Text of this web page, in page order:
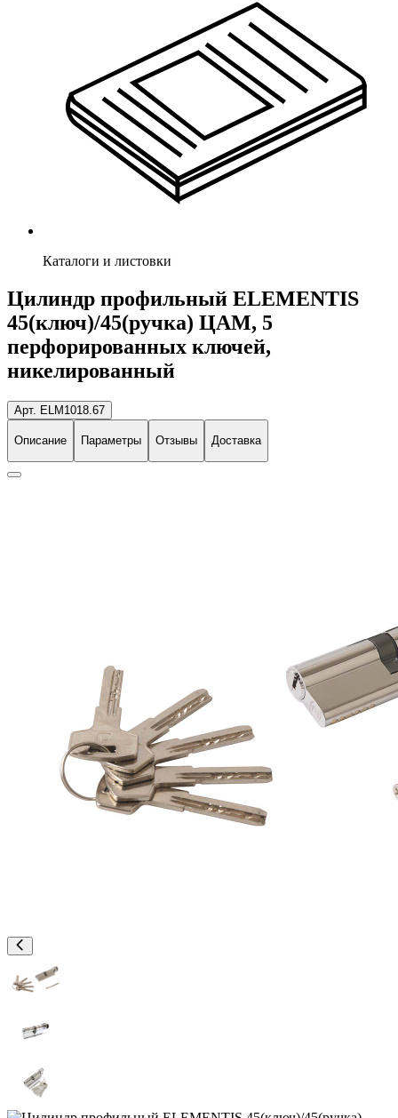
Каталоги и листовки
Цилиндр профильный ELEMENTIS
45(ключ)/45(ручка) ЦАМ, 5
перфорированных ключей,
никелированный
Арт. ELM1018.67
Описание Параметры Отзывы Доставка